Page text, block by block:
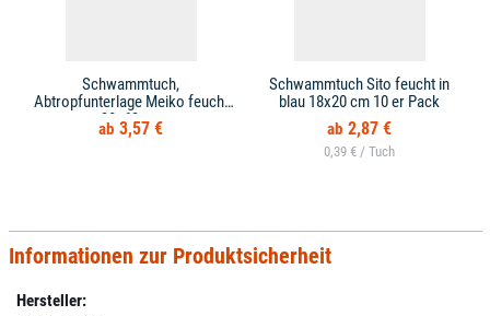
Schwammtuch,
Abtropfunterlage Meiko feucht
38x63 cm
3,57 €
Schwammtuch Sito feucht in
blau 18x20 cm 10 er Pack
2,87 €
0,39 € /
Informationen zur Produktsicherheit
Hersteller: